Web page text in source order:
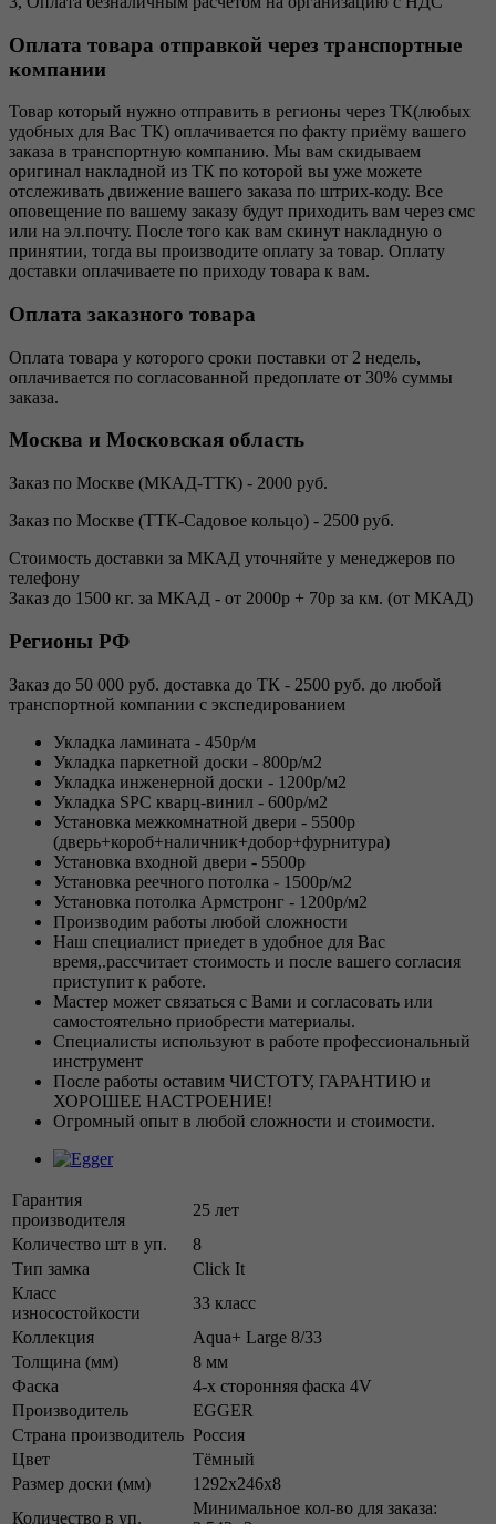
Оплата товара отправкой через транспортные
компании
Товар который нужно отправить в регионы через ТК(любых
удобных для Вас ТК) оплачивается по факту приёму вашего
заказа в транспортную компанию. Мы вам скидываем
оригинал накладной из ТК по которой вы уже можете
отслеживать движение вашего заказа по штрих-коду. Все
оповещение по вашему заказу будут приходить вам через смс
или на эл.почту. После того как вам скинут накладную о
принятии, тогда вы производите оплату за товар. Оплату
доставки оплачиваете по приходу товара к вам.
Оплата заказного товара
Оплата товара у которого сроки поставки от 2 недель,
оплачивается по согласованной предоплате от 30% суммы
заказа.
Москва и Московская область
Заказ по Москве (МКАД-ТТК) - 2000 руб.
Заказ по Москве (ТТК-Садовое кольцо) - 2500 руб.
Стоимость доставки за МКАД уточняйте у менеджеров по
телефону
Заказ до 1500 кг. за МКАД - от 2000р + 70р за км. (от МКАД)
Регионы РФ
Заказ до 50 000 руб. доставка до ТК - 2500 руб. до любой
транспортной компании с экспедированием
Укладка ламината - 450р/м
Укладка паркетной доски - 800р/м2
Укладка инженерной доски - 1200р/м2
Укладка SPC кварц-винил - 600р/м2
Установка межкомнатной двери - 5500р
(дверь+короб+наличник+добор+фурнитура)
Установка входной двери - 5500р
Установка реечного потолка - 1500р/м2
Установка потолка Армстронг - 1200р/м2
Производим работы любой сложности
Наш специалист приедет в удобное для Вас
время,.рассчитает стоимость и после вашего согласия
приступит к работе.
Мастер может связаться с Вами и согласовать или
самостоятельно приобрести материалы.
Специалисты используют в работе профессиональный
инструмент
После работы оставим ЧИСТОТУ, ГАРАНТИЮ и
ХОРОШЕЕ НАСТРОЕНИЕ!
Огромный опыт в любой сложности и стоимости.
Гарантия
производителя
25 лет
Количество шт в уп.
8
Тип замка
Click It
Класс
износостойкости
33 класс
Коллекция
Aqua+ Large 8/33
Толщина (мм)
8 мм
Фаска
4-х сторонняя фаска 4V
Производитель
EGGER
Страна производитель Россия
Цвет
Тёмный
Размер доски (мм)
1292х246х8
Количество в уп.
Минимальное кол-во для заказа: